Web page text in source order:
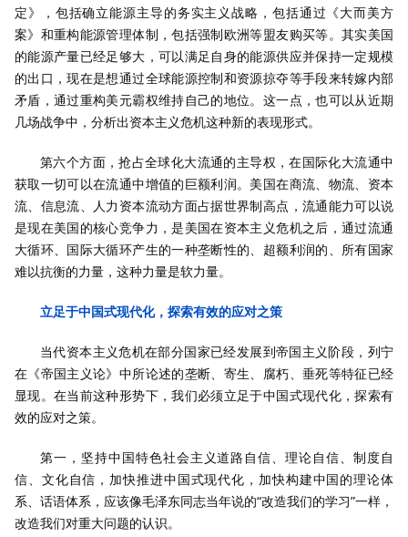
定》，包括确立能源主导的务实主义战略，包括通过《大而美方
案》和重构能源管理体制，包括强制欧洲等盟友购买等。其实美国
的能源产量已经足够大，可以满足自身的能源供应并保持一定规模
的出口，现在是想通过全球能源控制和资源掠夺等手段来转嫁内部
矛盾，通过重构美元霸权维持自己的地位。这一点，也可以从近期
几场战争中，分析出资本主义危机这种新的表现形式。
第六个方面，抢占全球化大流通的主导权，在国际化大流通中
获取一切可以在流通中增值的巨额利润。美国在商流、物流、资本
流、信息流、人力资本流动方面占据世界制高点，流通能力可以说
是现在美国的核心竞争力，是美国在资本主义危机之后，通过流通
大循环、国际大循环产生的一种垄断性的、超额利润的、所有国家
难以抗衡的力量，这种力量是软力量。
立足于中国式现代化，探索有效的应对之策
当代资本主义危机在部分国家已经发展到帝国主义阶段，列宁
在《帝国主义论》中所论述的垄断、寄生、腐朽、垂死等特征已经
显现。在当前这种形势下，我们必须立足于中国式现代化，探索有
效的应对之策。
第一，坚持中国特色社会主义道路自信、理论自信、制度自
信、文化自信，加快推进中国式现代化，加快构建中国的理论体
系、话语体系，应该像毛泽东同志当年说的“改造我们的学习”一样，
改造我们对重大问题的认识。